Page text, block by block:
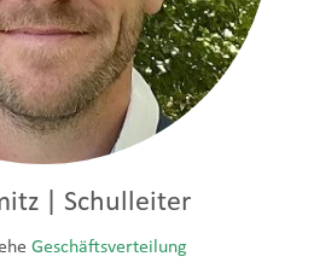
| Schulleiter
Geschäftsverteilung